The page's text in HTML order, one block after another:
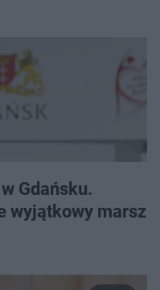
Gdańsku.
wyjątkowy marsz